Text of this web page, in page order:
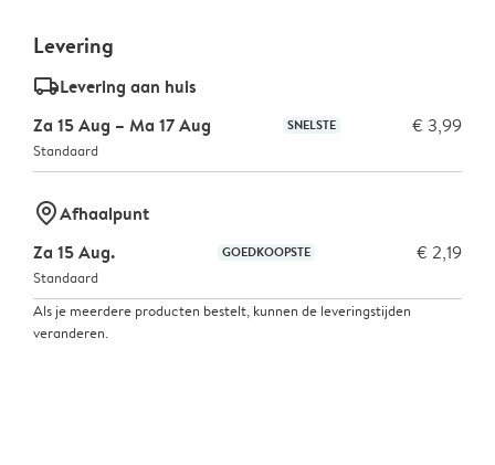
Levering
delivery_standard_v2Levering aan huis
Za 15 Aug – Ma 17 Aug
SNELSTE € 3,99
Standaard
marker-pinAfhaalpunt
Za 15 Aug.
GOEDKOOPSTE € 2,19
Standaard
Als je meerdere producten bestelt, kunnen de leveringstijden
veranderen.